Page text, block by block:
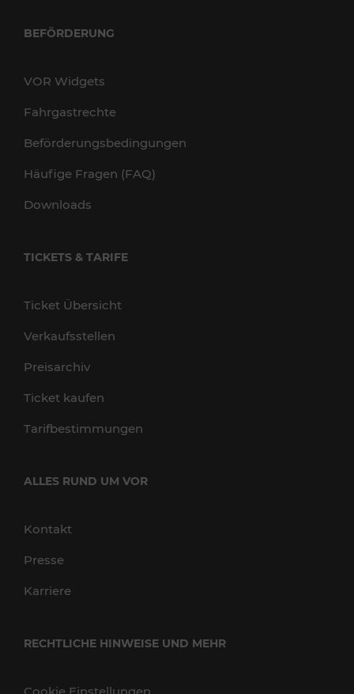
BEFÖRDERUNG
VOR Widgets
Fahrgastrechte
Beförderungsbedingungen
Häufige Fragen (FAQ)
Downloads
TICKETS & TARIFE
Ticket Übersicht
Verkaufsstellen
Preisarchiv
Ticket kaufen
Tarifbestimmungen
ALLES RUND UM VOR
Kontakt
Presse
Karriere
RECHTLICHE HINWEISE UND MEHR